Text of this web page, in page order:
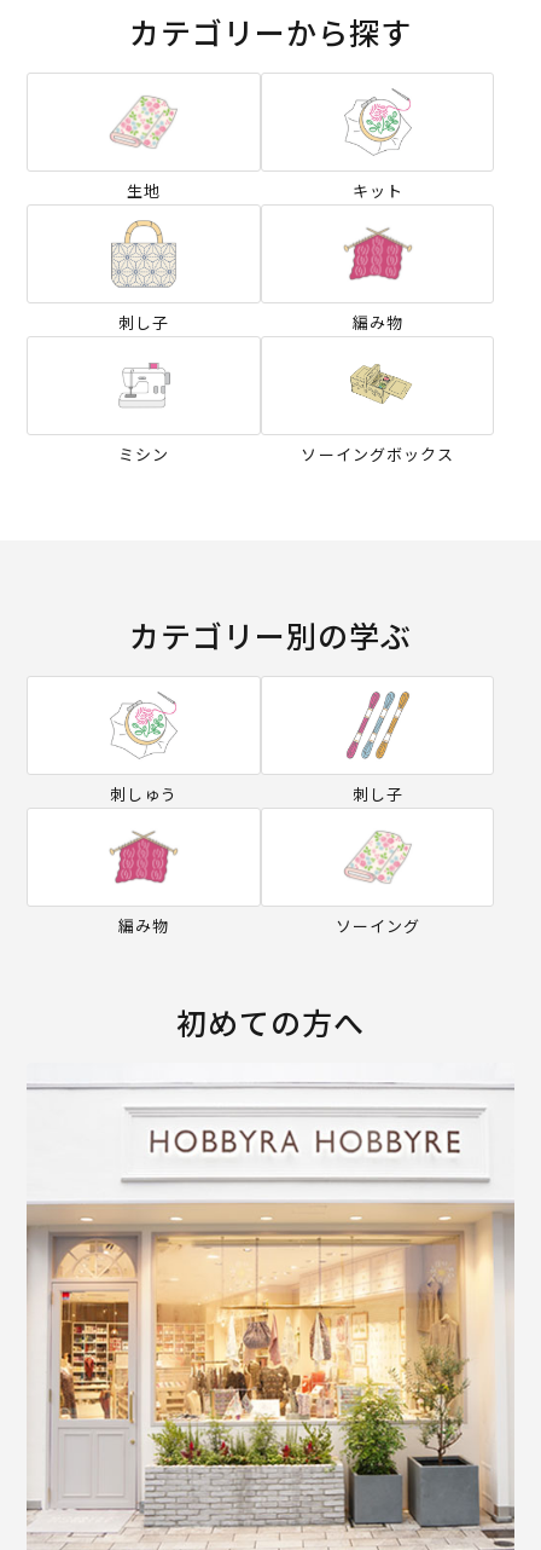
カテゴリーから探す
生地 キット
刺し子 編み物
ミシン ソーイングボックス
カテゴリー別の学ぶ
刺しゅう 刺し子
編み物 ソーイング
初めての方へ